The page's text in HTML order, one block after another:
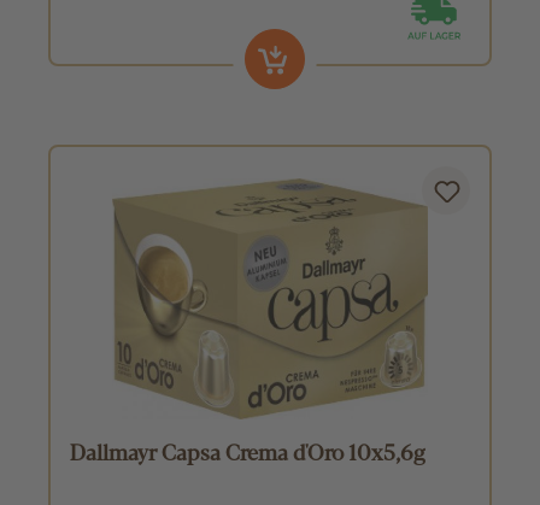
Dallmayr Capsa Crema d'Oro 10x5,6g